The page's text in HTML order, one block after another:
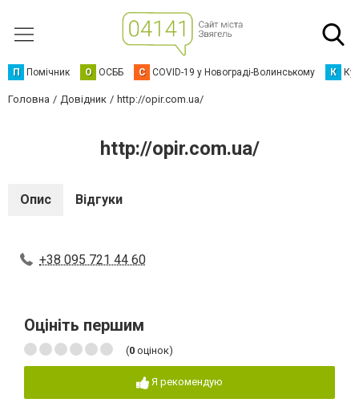
П Помічник О ОСББ C COVID-19 у Новограді-Волинському К
Головна Довідник http://opir.com.ua/
http://opir.com.ua/
Опис Відгуки
+38 095 721 44 60
Оцініть першим
(0 оцінок)
Я рекомендую